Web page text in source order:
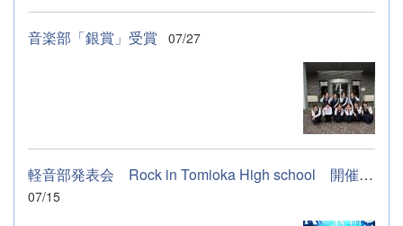
音楽部「銀賞」受賞 07/27
軽音部発表会 Rock in Tomioka High school 開催します
07/15